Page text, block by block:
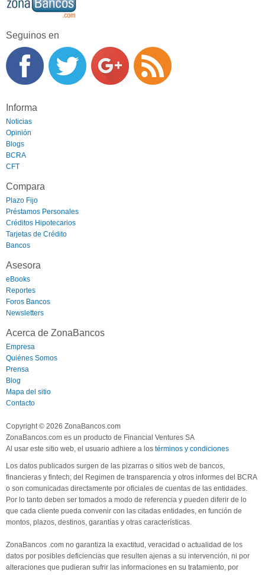
Seguinos en
Informa
Noticias
Opinión
Blogs
BCRA
CFT
Compara
Plazo Fijo
Préstamos Personales
Créditos Hipotecarios
Tarjetas de Crédito
Bancos
Asesora
eBooks
Reportes
Foros Bancos
Newsletters
Acerca de ZonaBancos
Empresa
Quiénes Somos
Prensa
Blog
Mapa del sitio
Contacto
Copyright © 2026 ZonaBancos.com
ZonaBancos.com es un producto de Financial Ventures SA
Al usar este sitio web, el usuario adhiere a los términos y condiciones
Los datos publicados surgen de las pizarras o sitios web de bancos,
financieras y fintech; del Regimen de transparencia y otros informes del BCRA
o son comunicadas directamente por oficiales de cuentas de las entidades.
Por lo tanto deben ser tomados a modo de referencia y pueden diferir de lo
que cada cliente pueda convenir con las citadas entidades, en función de
montos, plazos, destinos, garantías y otras características.
ZonaBancos .com no garantiza la exactitud, veracidad o actualidad de los
datos por posibles deficiencias que resulten ajenas a su intervención, ni por
alteraciones que pudieran sufrir las informaciones en su tratamiento, por